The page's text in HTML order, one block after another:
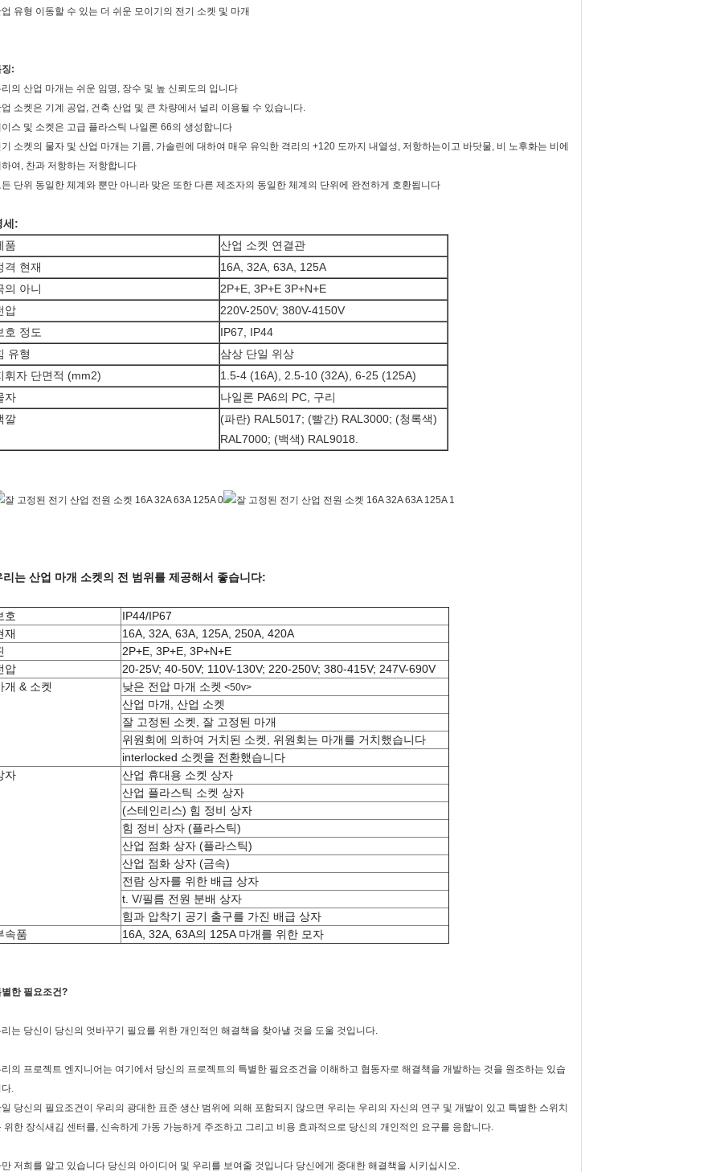
유형 이동할 수 있는 더 쉬운 모이기의 전기 소켓 및 마개
:
의 산업 마개는 쉬운 임명, 장수 및 높 신뢰도의 입니다
소켓은 기계 공업, 건축 산업 및 큰 차량에서 널리 이용될 수 있습니다.
스 및 소켓은 고급 플라스틱 나일론 66의 생성합니다
소켓의 물자 및 산업 마개는 기름, 가솔린에 대하여 매우 유익한 격리의 +120 도까지 내열성, 저항하는이고 바닷물, 비 노후화는 비에
여, 찬과 저항하는 저항합니다
단위 동일한 체계와 뿐만 아니라 맞은 또한 다른 제조자의 동일한 체계의 단위에 완전하게 호환됩니다
세:
품
산업 소켓 연결관
격 현재
16A, 32A, 63A, 125A
의 아니
2P+E, 3P+E 3P+N+E
압
220V-250V; 380V-4150V
호 정도
IP67, IP44
유형
삼상 단일 위상
휘자 단면적 (mm2)
1.5-4 (16A), 2.5-10 (32A), 6-25 (125A)
자
나일론 PA6의 PC, 구리
깔
(파란) RAL5017; (빨간) RAL3000; (청록색)
RAL7000; (백색) RAL9018.
리는 산업 마개 소켓의 전 범위를 제공해서 좋습니다:
호
IP44/IP67
재
16A, 32A, 63A, 125A, 250A, 420A
2P+E, 3P+E, 3P+N+E
압
20-25V; 40-50V; 110V-130V; 220-250V; 380-415V; 247V-690V
개 & 소켓
낮은 전압 마개 소켓 <50v>
산업 마개, 산업 소켓
잘 고정된 소켓, 잘 고정된 마개
위원회에 의하여 거치된 소켓, 위원회는 마개를 거치했습니다
interlocked 소켓을 전환했습니다
자
산업 휴대용 소켓 상자
산업 플라스틱 소켓 상자
(스테인리스) 힘 정비 상자
힘 정비 상자 (플라스틱)
산업 점화 상자 (플라스틱)
산업 점화 상자 (금속)
전람 상자를 위한 배급 상자
t. V/필름 전원 분배 상자
힘과 압착기 공기 출구를 가진 배급 상자
속품
16A, 32A, 63A의 125A 마개를 위한 모자
한 필요조건?
는 당신이 당신의 엇바꾸기 필요를 위한 개인적인 해결책을 찾아낼 것을 도울 것입니다.
의 프로젝트 엔지니어는 여기에서 당신의 프로젝트의 특별한 필요조건을 이해하고 협동자로 해결책을 개발하는 것을 원조하는 있습
.
당신의 필요조건이 우리의 광대한 표준 생산 범위에 의해 포함되지 않으면 우리는 우리의 자신의 연구 및 개발이 있고 특별한 스위치
위한 장식새김 센터를, 신속하게 가동 가능하게 주조하고 그리고 비용 효과적으로 당신의 개인적인 요구를 응합니다.
저희를 알고 있습니다 당신의 아이디어 및 우리를 보여줄 것입니다 당신에게 중대한 해결책을 시키십시오.